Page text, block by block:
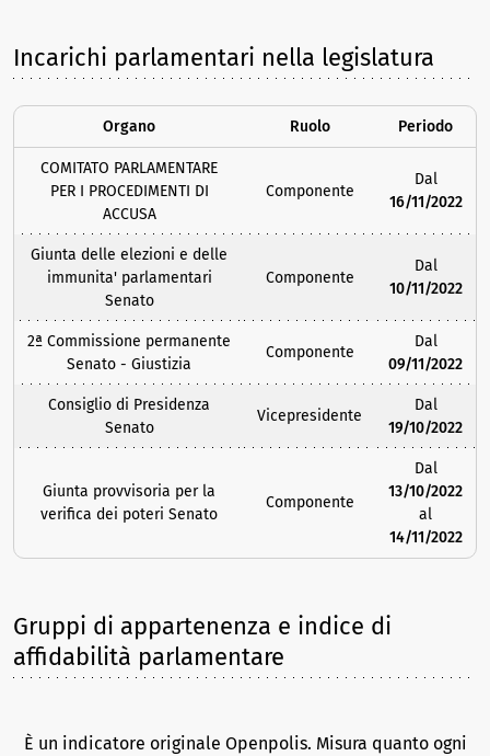
Incarichi parlamentari nella legislatura
Organo Ruolo Periodo
COMITATO PARLAMENTARE
PER I PROCEDIMENTI DI
ACCUSA
Componente
Dal
16/11/2022
Giunta delle elezioni e delle
immunita' parlamentari
Senato
Componente
Dal
10/11/2022
2ª Commissione permanente
Senato - Giustizia
Componente
Dal
09/11/2022
Consiglio di Presidenza
Senato
Vicepresidente
Dal
19/10/2022
Giunta provvisoria per la
verifica dei poteri Senato
Componente
Dal
13/10/2022
al
14/11/2022
Gruppi di appartenenza e indice di
affidabilità parlamentare
È un indicatore originale Openpolis. Misura quanto ogni